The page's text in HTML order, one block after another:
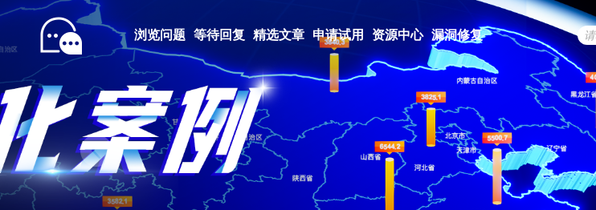
Prev
浏览问题 等待回复 精选文章 申请试用 资源中心 漏洞修复